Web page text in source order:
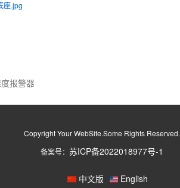
座.jpg
报警器
Copyright Your WebSite.Some Rights Reserved.
备案号： 苏ICP备2022018977号-1
中文版 English